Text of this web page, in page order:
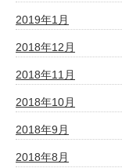
2019年1月
2018年12月
2018年11月
2018年10月
2018年9月
2018年8月